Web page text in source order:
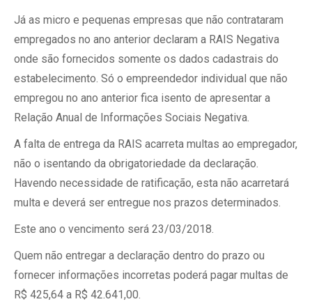
Já as micro e pequenas empresas que não contrataram
empregados no ano anterior declaram a RAIS Negativa
onde são fornecidos somente os dados cadastrais do
estabelecimento. Só o empreendedor individual que não
empregou no ano anterior fica isento de apresentar a
Relação Anual de Informações Sociais Negativa.
A falta de entrega da RAIS acarreta multas ao empregador,
não o isentando da obrigatoriedade da declaração.
Havendo necessidade de ratificação, esta não acarretará
multa e deverá ser entregue nos prazos determinados.
Este ano o vencimento será 23/03/2018.
Quem não entregar a declaração dentro do prazo ou
fornecer informações incorretas poderá pagar multas de
R$ 425,64 a R$ 42.641,00.